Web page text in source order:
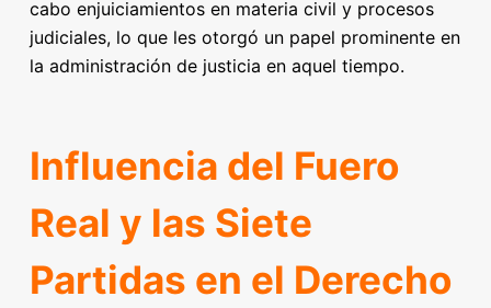
cabo enjuiciamientos en materia civil y procesos
judiciales, lo que les otorgó un papel prominente en
la administración de justicia en aquel tiempo.
Influencia del Fuero
Real y las Siete
Partidas en el Derecho